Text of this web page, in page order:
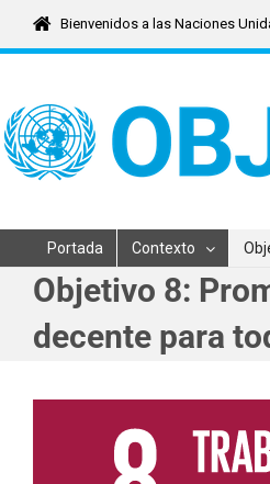
content
Bienvenidos a las Naciones
Portada Contexto
Objetivo 8:
decente para